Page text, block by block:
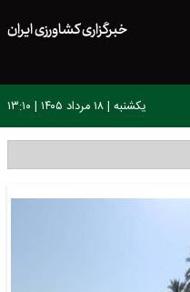
خبرگزاری کشاورزی ایران
یکشنبه | ۱۸ مرداد ۱۴۰۵ | ۱۳:۱۰